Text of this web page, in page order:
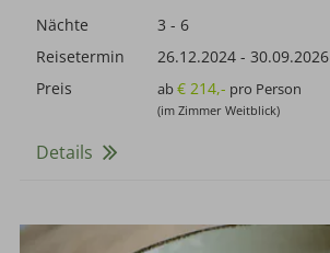
Nächte
3 - 6
Reisetermin
26.12.2024 -30.09.2026
Preis
ab€ 214,- pro Person
(im Zimmer Weitblick)
Details